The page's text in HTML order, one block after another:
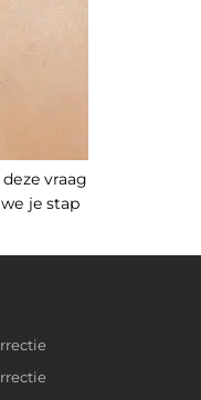
vraag
je stap